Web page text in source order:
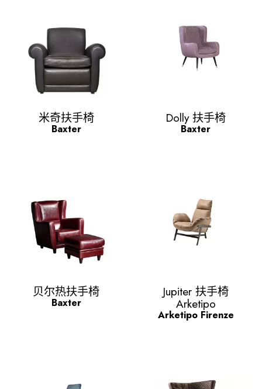
Quick view
米奇扶手椅
Baxter
Quick view
Dolly 扶手椅
Baxter
Quick view
贝尔热扶手椅
Baxter
Quick view
Jupiter 扶手椅
Arketipo
Arketipo Firenze